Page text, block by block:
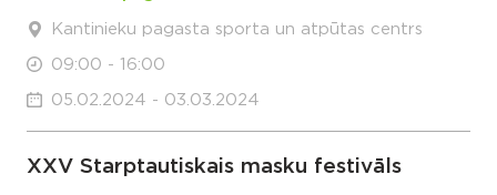
Kantinieku pagasta sporta un atpūtas centrs
09:00 - 16:00
05.02.2024 - 03.03.2024
XXV Starptautiskais masku festivāls